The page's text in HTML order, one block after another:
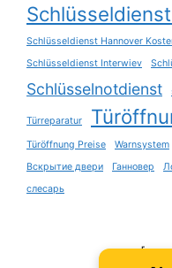
Schlüsseldienst Hannover
Schlüsseldienst Interwiev
Schlüsselnotdienst
Türreparatur
Türöffnung Preise Warnsystem
Вскрытие двери Ганновер
слесарь